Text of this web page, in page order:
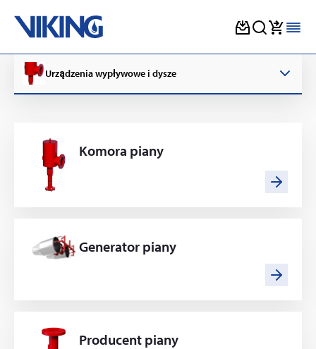
content
Urządzenia wypływowe i dysze
Komora piany
Generator piany
Producent piany